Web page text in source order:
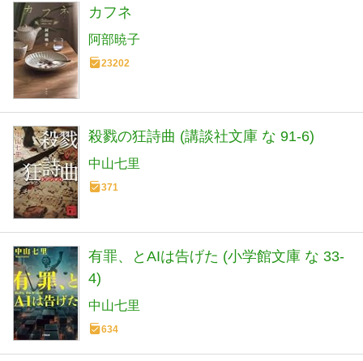
カフネ
阿部暁子
23202
殺戮の狂詩曲 (講談社文庫 な 91-6)
中山七里
371
有罪、とAIは告げた (小学館文庫 な 33-
4)
中山七里
634